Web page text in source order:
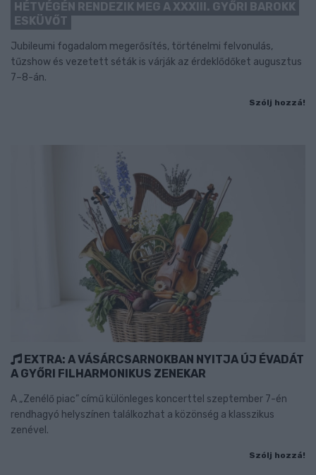
HÉTVÉGÉN RENDEZIK MEG A XXXIII. GYŐRI BAROKK
ESKÜVŐT
Jubileumi fogadalom megerősítés, történelmi felvonulás,
tűzshow és vezetett séták is várják az érdeklődőket augusztus
7–8-án.
Szólj hozzá!
EXTRA: A VÁSÁRCSARNOKBAN NYITJA ÚJ ÉVADÁT
A GYŐRI FILHARMONIKUS ZENEKAR
A „Zenélő piac” című különleges koncerttel szeptember 7-én
rendhagyó helyszínen találkozhat a közönség a klasszikus
zenével.
Szólj hozzá!